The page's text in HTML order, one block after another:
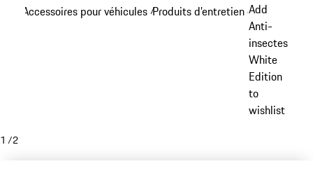
principalAccessoires pour véhicules /Produits d’entretien et outils
Add
Anti-
insectes
White
Edition
to
wishlist
1 /2